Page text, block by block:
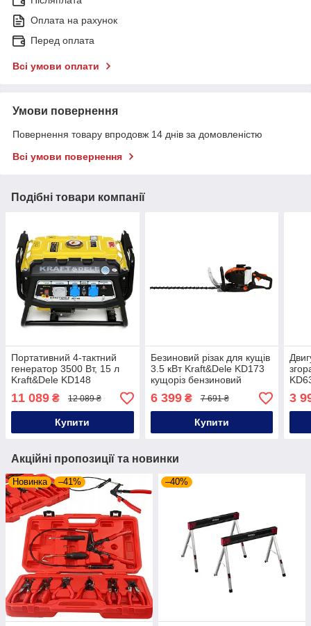
Оплата на рахунок
Перед оплата
Всі умови оплати
Умови повернення
Повернення товару впродовж 14 днів за домовленістю
Всі умови повернення
Подібні товари компанії
Портативний 4-тактний
генератор 3500 Вт, 15 л
Kraft&Dele KD148
генератор бензиновий
11 089 ₴ 12 089 ₴
Купити
Безиновий різак для кущів
3.5 кВт Kraft&Dele KD173
кущоріз бензиновий
6 399₴ 7 691 ₴
Купити
мм
3
Акційні пропозиції та новинки
Новинка –41% –40%